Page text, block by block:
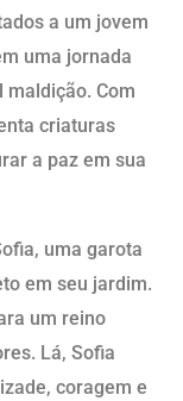
a um jovem
uma jornada
Com
criaturas
a paz em sua
uma garota
em seu jardim.
um reino
Lá, Sofia
coragem e